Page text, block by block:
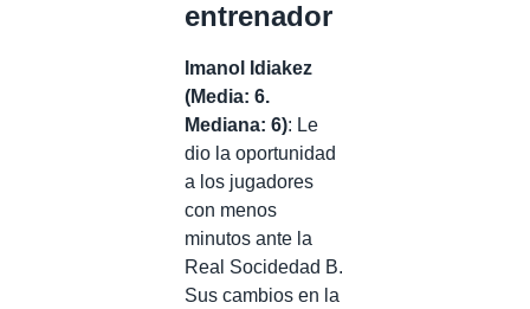
entrenador
Imanol Idiakez
(Media: 6.
Mediana: 6): Le
dio la oportunidad
a los jugadores
con menos
minutos ante la
Real Socidedad B.
Sus cambios en la